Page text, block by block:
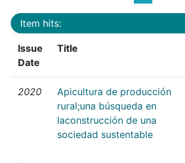
Item hits:
Issue
Date
Title
2020
Apicultura de producción
rural;una búsqueda en
laconstrucción de una
sociedad sustentable